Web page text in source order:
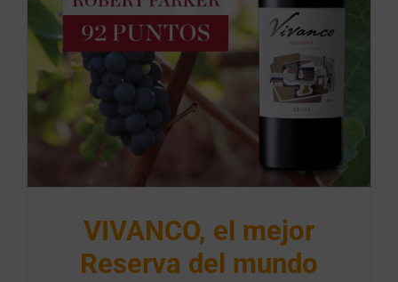
VIVANCO, el mejor
Reserva del mundo